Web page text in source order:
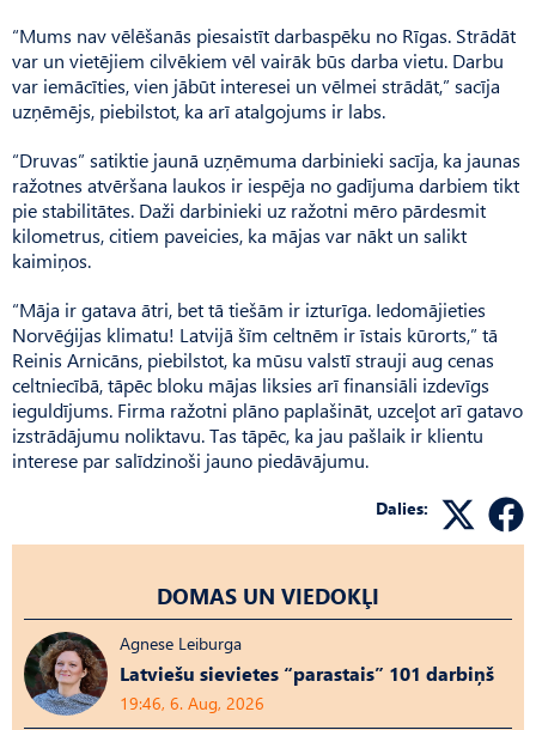
“Mums nav vēlēšanās piesaistīt darbaspēku no Rīgas. Strādāt
var un vietējiem cilvēkiem vēl vairāk būs darba vietu. Darbu
var iemācīties, vien jābūt interesei un vēlmei strādāt,” sacīja
uzņēmējs, piebilstot, ka arī atalgojums ir labs.
“Druvas” satiktie jaunā uzņēmuma darbinieki sacīja, ka jaunas
ražotnes atvēršana laukos ir iespēja no gadījuma darbiem tikt
pie stabilitātes. Daži darbinieki uz ražotni mēro pārdesmit
kilometrus, citiem paveicies, ka mājas var nākt un salikt
kaimiņos.
“Māja ir gatava ātri, bet tā tiešām ir izturīga. Iedomājieties
Norvēģijas klimatu! Latvijā šīm celtnēm ir īstais kūrorts,” tā
Reinis Arnicāns, piebilstot, ka mūsu valstī strauji aug cenas
celtniecībā, tāpēc bloku mājas liksies arī finansiāli izdevīgs
ieguldījums. Firma ražotni plāno paplašināt, uzceļot arī gatavo
izstrādājumu noliktavu. Tas tāpēc, ka jau pašlaik ir klientu
interese par salīdzinoši jauno piedāvājumu.
Dalies:
DOMAS UN VIEDOKĻI
Agnese Leiburga
Latviešu sievietes “parastais” 101 darbiņš
19:46, 6. Aug, 2026